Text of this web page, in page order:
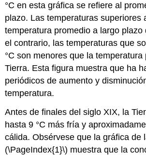
°C en esta gráfica se refiere al
plazo. Las temperaturas superiores
temperatura promedio a largo plazo
el contrario, las temperaturas que
°C son menores que la
Tierra. Esta figura muestra que ha
periódicos de aumento y
temperatura.
Antes de finales del siglo XIX, la
hasta 9 °C más fría y
cálida. Obsérvese que la gráfica de
(\PageIndex{1}\) muestra que la